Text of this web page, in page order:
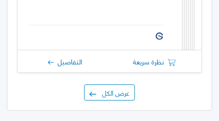
نظرة سريعة التفاصيل
عرض الكل